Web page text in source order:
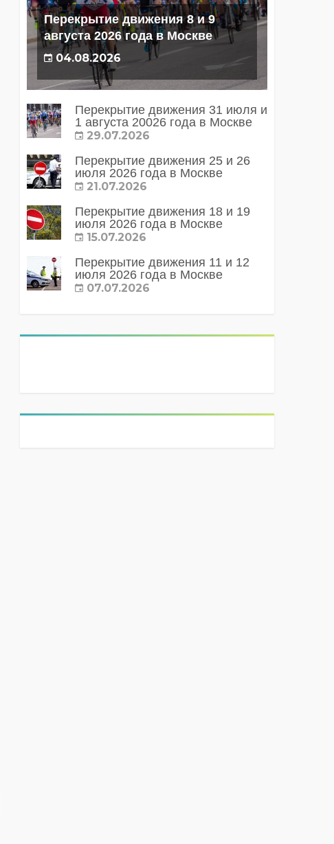
Перекрытие движения 8 и 9
августа 2026 года в Москве
04.08.2026
Перекрытие движения 31 июля и
1 августа 20026 года в Москве
29.07.2026
Перекрытие движения 25 и 26
июля 2026 года в Москве
21.07.2026
Перекрытие движения 18 и 19
июля 2026 года в Москве
15.07.2026
Перекрытие движения 11 и 12
июля 2026 года в Москве
07.07.2026